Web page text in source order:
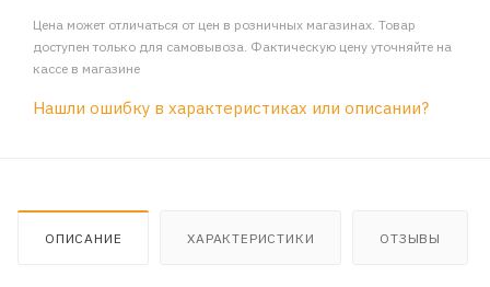
Цена может отличаться от цен в розничных магазинах. Товар
доступен только для самовывоза. Фактическую цену уточняйте на
кассе в магазине
Нашли ошибку в характеристиках или описании?
ОПИСАНИЕ ХАРАКТЕРИСТИКИ ОТЗЫВЫ